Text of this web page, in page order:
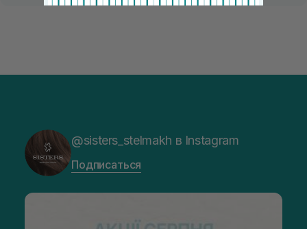
@sisters_stelmakh в Instagram
Подписаться